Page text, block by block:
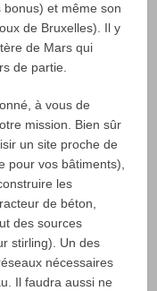
et même son
de Bruxelles). Il y
de Mars qui
de partie.
à vous de
mission. Bien sûr
un site proche de
pour vos bâtiments),
les
de béton,
des sources
stirling). Un des
nécessaires
Il faudra aussi ne